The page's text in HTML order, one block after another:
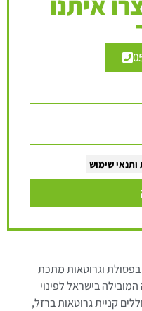
ותנאי שימוש
וגרוטאות מתכת
בישראל לפינוי
קניית גרוטאות ברזל,